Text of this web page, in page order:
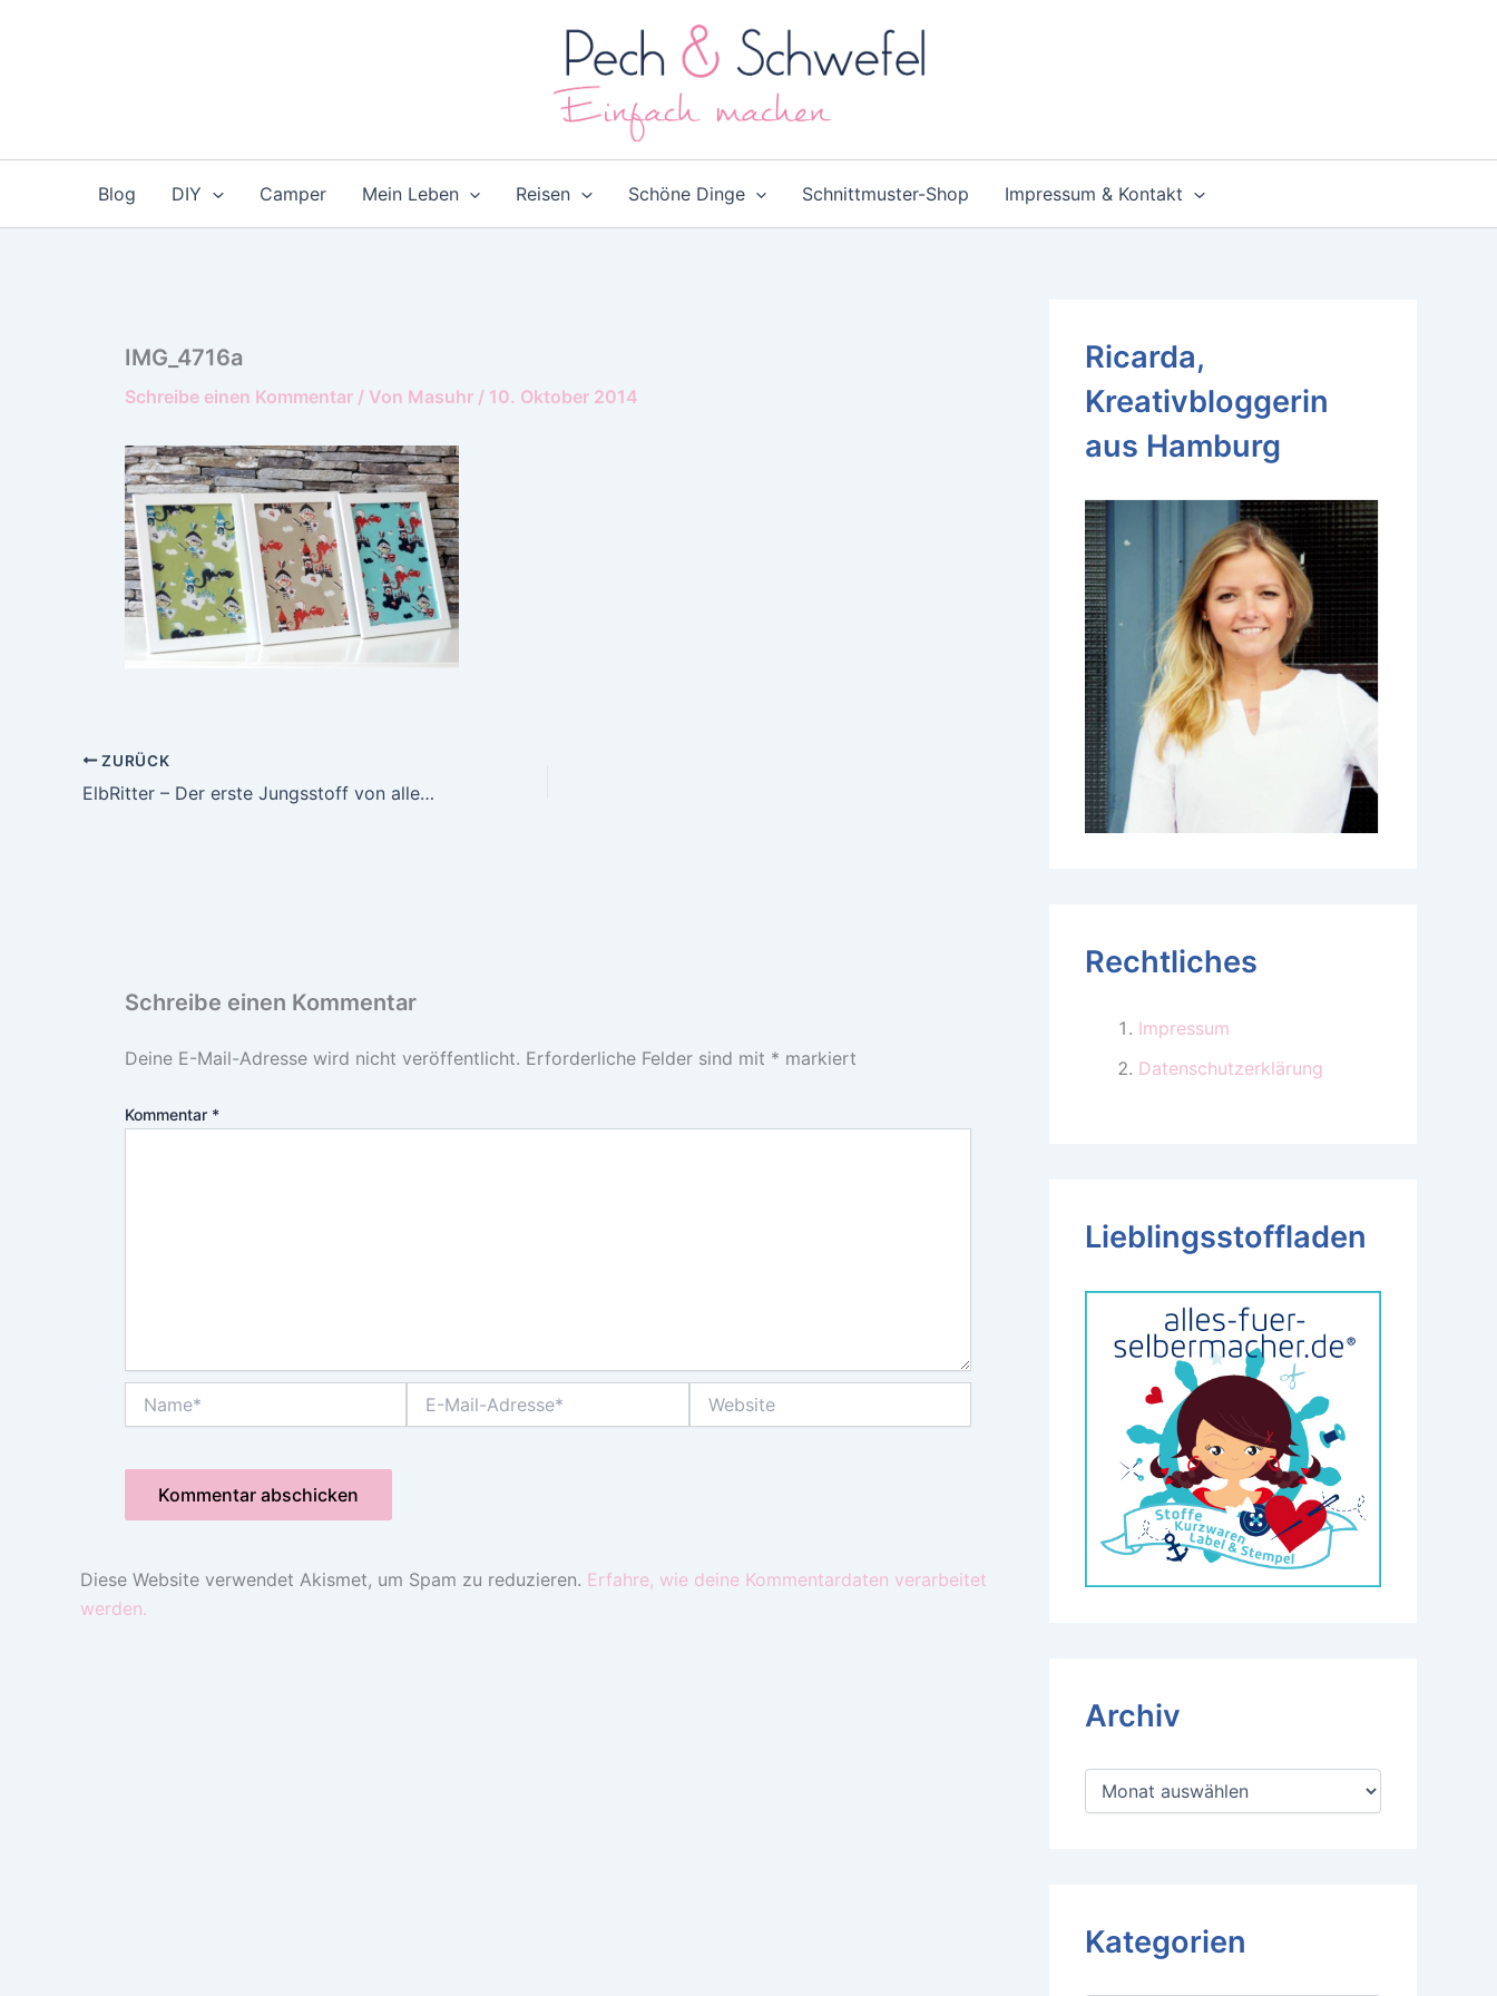
Blog DIY Camper Mein Leben Reisen Schöne Dinge Schnittmuster-Shop Impressum & Kontakt
IMG_4716a
Schreibe einen Kommentar / Von Masuhr / 10. Oktober 2014
ZURÜCK
ElbRitter – Der erste Jungsstoff von alles-fuer-selbermacher
Schreibe einen Kommentar
Deine E-Mail-Adresse wird nicht veröffentlicht. Erforderliche Felder sind mit * markiert
Kommentar *
Mail-
Diese Website verwendet Akismet, um Spam zu reduzieren. Erfahre, wie deine Kommentardaten verarbeitet
werden.
Ricarda,
Kreativbloggerin
aus Hamburg
Rechtliches
Impressum
Datenschutzerklärung
Lieblingsstoffladen
Archiv
A
Kategorien